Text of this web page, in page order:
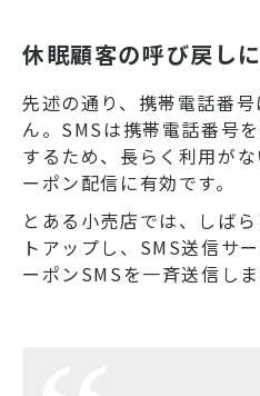
休眠顧客の呼び戻し
先述の通り、携帯電話番
ん。SMSは携帯電話番号
するため、長らく利用が
ーポン配信に有効です。
とある小売店では、しば
トアップし、SMS送信サ
ーポンSMSを一斉送信しま